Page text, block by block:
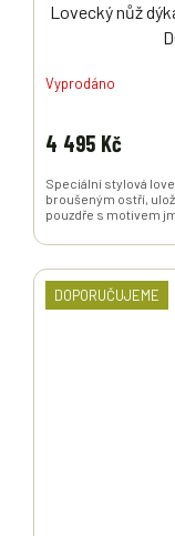
Lovecký nůž
Vyprodáno
4 495 Kč
Speciální stylová
broušeným ostří,
pouzdře s motivem
DOPORUČUJEME